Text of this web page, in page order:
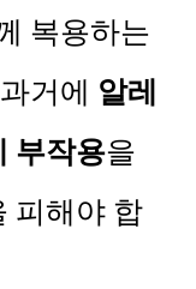
복용하는
거에 알레
부작용을
피해야 합